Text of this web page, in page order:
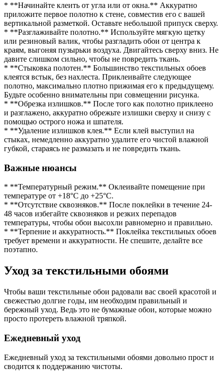
* **Начинайте клеить от угла или от окна.** Аккуратно
приложите первое полотно к стене, совместив его с вашей
вертикальной разметкой. Оставьте небольшой припуск сверху.
* **Разглаживайте полотно.** Используйте мягкую щетку
или резиновый валик, чтобы разгладить обои от центра к
краям, выгоняя пузырьки воздуха. Двигайтесь сверху вниз. Не
давите слишком сильно, чтобы не повредить ткань.
* **Стыковка полотен.** Большинство текстильных обоев
клеятся встык, без нахлеста. Приклеивайте следующее
полотно, максимально плотно прижимая его к предыдущему.
Будьте особенно внимательны при совмещении рисунка.
* **Обрезка излишков.** После того как полотно приклеено
и разглажено, аккуратно обрежьте излишки сверху и снизу с
помощью острого ножа и шпателя.
* **Удаление излишков клея.** Если клей выступил на
стыках, немедленно аккуратно удалите его чистой влажной
губкой, стараясь не размазать и не повредить ткань.
Важные нюансы
* **Температурный режим.** Оклеивайте помещение при
температуре от +18°C до +25°C.
* **Отсутствие сквозняков.** После поклейки в течение 24-
48 часов избегайте сквозняков и резких перепадов
температуры, чтобы обои высохли равномерно и правильно.
* **Терпение и аккуратность.** Поклейка текстильных обоев
требует времени и аккуратности. Не спешите, делайте все
поэтапно.
Уход за текстильными обоями
Чтобы ваши текстильные обои радовали вас своей красотой и
свежестью долгие годы, им необходим правильный и
бережный уход. Ведь это не бумажные обои, которые можно
просто протереть влажной тряпкой.
Ежедневный уход
Ежедневный уход за текстильными обоями довольно прост и
сводится к поддержанию чистоты.